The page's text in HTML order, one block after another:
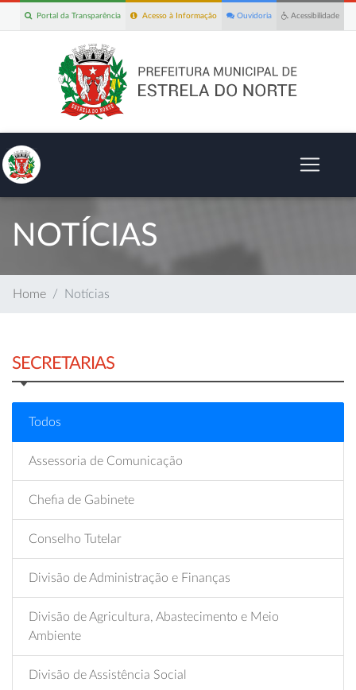
Acessibilidade
Ouvidoria
Acesso à Informação
Portal da Transparência
NOTÍCIAS
Home Notícias
SECRETARIAS
Todos
Assessoria de Comunicação
Chefia de Gabinete
Conselho Tutelar
Divisão de Administração e Finanças
Divisão de Agricultura, Abastecimento e Meio
Ambiente
Divisão de Assistência Social